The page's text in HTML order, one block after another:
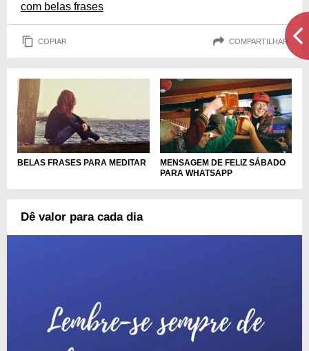
com belas frases
COPIAR COMPARTILHAR
BELAS FRASES PARA MEDITAR
MENSAGEM DE FELIZ SÁBADO
PARA WHATSAPP
Dê valor para cada dia